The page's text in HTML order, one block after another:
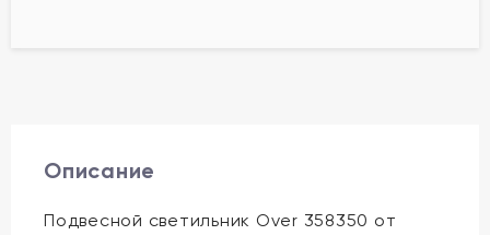
Описание
Подвесной светильник Over 358350 от